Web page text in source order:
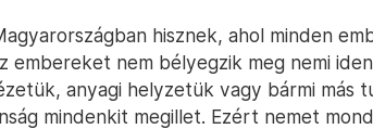
hisznek, ahol minden
embereket nem bélyegzik meg nemi
anyagi helyzetük vagy bármi más
mindenkit megillet. Ezért nemet